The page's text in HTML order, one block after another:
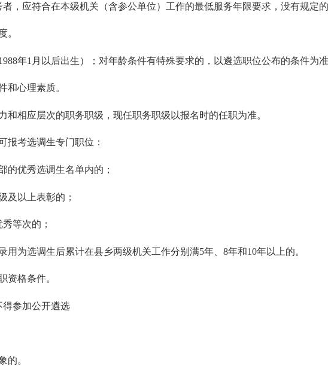
应符合在本级机关（含参公单位）工作的最低服务年限要求，没有规定
。
年1月以后出生）；对年龄条件有特殊要求的，以遴选职位公布的条件为
心理素质。
相应层次的职务职级，现任职务职级以报名时的任职为准。
考选调生专门职位：
优秀选调生名单内的；
以上表彰的；
等次的；
为选调生后累计在县乡两级机关工作分别满5年、8年和10年以上的。
格条件。
参加公开遴选
的。